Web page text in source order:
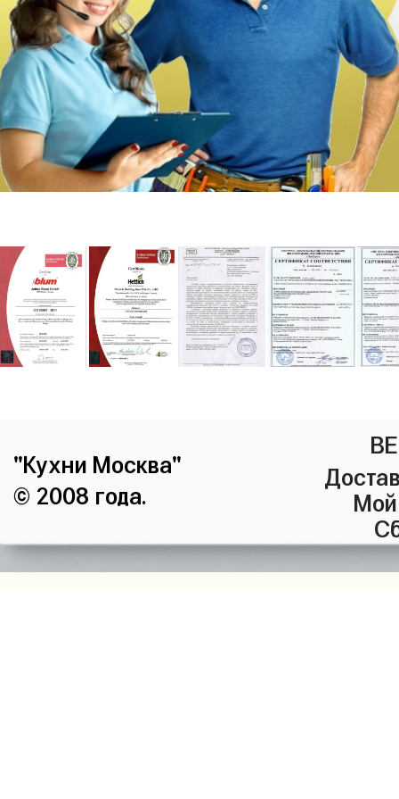
"Кухни Москва"
© 2008 года.